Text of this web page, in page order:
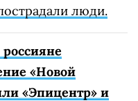
люди.
«Новой
«Эпицентр» и